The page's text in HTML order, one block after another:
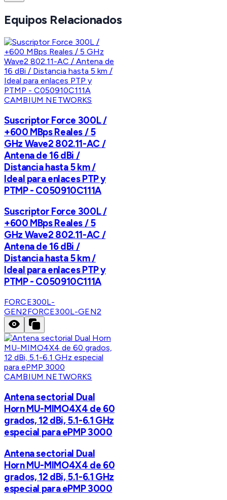
Equipos Relacionados
CAMBIUM NETWORKS
Suscriptor Force 300L /
+600 MBps Reales / 5
GHz Wave2 802.11-AC /
Antena de 16 dBi /
Distancia hasta 5 km /
Ideal para enlaces PTP y
PTMP - C050910C111A
Suscriptor Force 300L /
+600 MBps Reales / 5
GHz Wave2 802.11-AC /
Antena de 16 dBi /
Distancia hasta 5 km /
Ideal para enlaces PTP y
PTMP - C050910C111A
FORCE300L-
GEN2FORCE300L-GEN2
CAMBIUM NETWORKS
Antena sectorial Dual
Horn MU-MIMO4X4 de 60
grados, 12 dBi, 5.1-6.1 GHz
especial para ePMP 3000
Antena sectorial Dual
Horn MU-MIMO4X4 de 60
grados, 12 dBi, 5.1-6.1 GHz
especial para ePMP 3000